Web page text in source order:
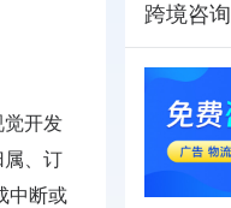
开发
、订
中断或
跨境咨询